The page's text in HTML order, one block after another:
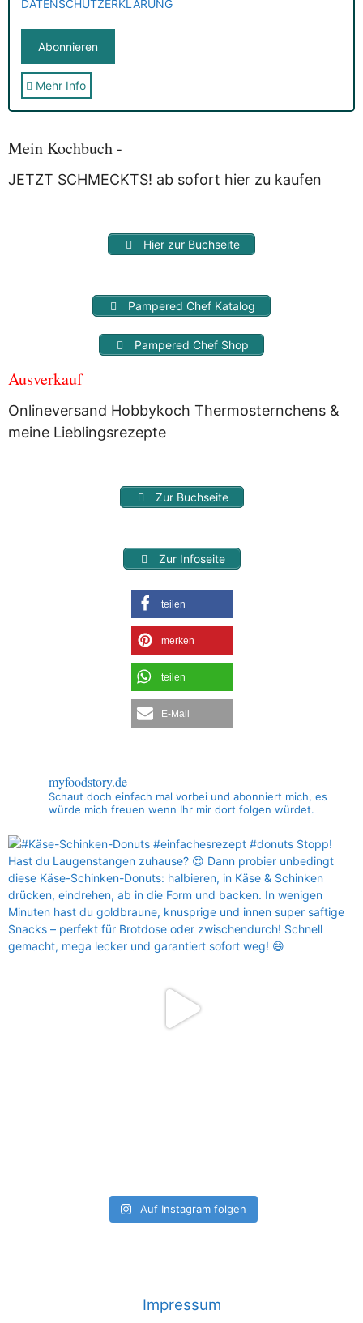
DATENSCHUTZERKLÄRUNG
Sie erhalten nach der Anmeldung eine E-Mail, in der Sie um
Speicherung und Verarbeitung Deiner Daten durch
Myfoodstory einverstanden. Deine Daten werden
Dritte weitergegeben und dienen nur für diesen Service!
Mehr Info
Mein Kochbuch -
JETZT SCHMECKTS! ab sofort hier zu kaufen
Hier zur Buchseite
Pampered Chef Katalog
Pampered Chef Shop
Ausverkauf
Onlineversand Hobbykoch Thermosternchens &
meine Lieblingsrezepte
Zur Buchseite
Zur Infoseite
teilen
merken
teilen
E-Mail
myfoodstory.de
Schaut doch einfach mal vorbei und abonniert mich, es
würde mich freuen wenn Ihr mir dort folgen würdet.
Auf Instagram folgen
Impressum